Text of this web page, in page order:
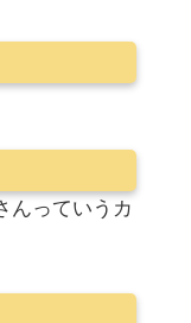
んっていうカ